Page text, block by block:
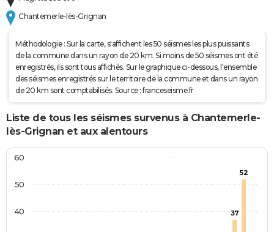
Chantemerle-lès-Grignan
Méthodologie : Sur la carte, s'affichent les 50 séismes les plus puissants
de la commune dans un rayon de 20 km. Si moins de 50 séismes ont été
enregistrés, ils sont tous affichés. Sur le graphique ci-dessous, l'ensemble
des séismes enregistrés sur le territoire de la commune et dans un rayon
de 20 km sont comptabilisés. Source : franceseisme.fr
Liste de tous les séismes survenus à Chantemerle-
lès-Grignan et aux alentours
37
52
40
50
60